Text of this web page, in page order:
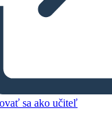
sa ako učiteľ